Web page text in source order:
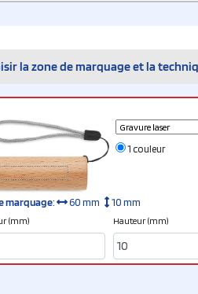
la zone de marquage et la
1 couleur
marquage: 60 mm 10 mm
(mm) Hauteur (mm)